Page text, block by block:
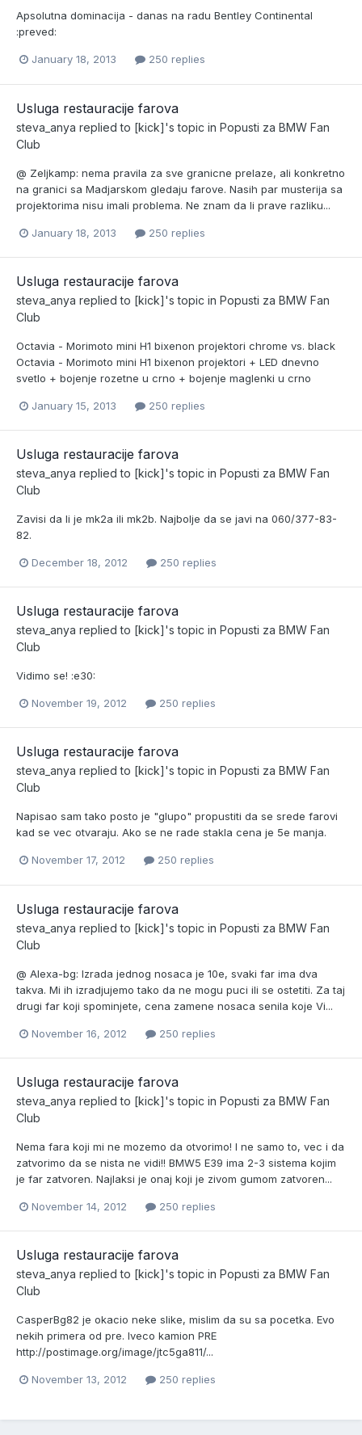
Apsolutna dominacija - danas na radu Bentley Continental
:preved:
January 18, 2013 250 replies
Usluga restauracije farova
steva_anya replied to [kick]'s topic in Popusti za BMW Fan
Club
@ Zeljkamp: nema pravila za sve granicne prelaze, ali konkretno
na granici sa Madjarskom gledaju farove. Nasih par musterija sa
projektorima nisu imali problema. Ne znam da li prave razliku...
January 18, 2013 250 replies
Usluga restauracije farova
steva_anya replied to [kick]'s topic in Popusti za BMW Fan
Club
Octavia - Morimoto mini H1 bixenon projektori chrome vs. black
Octavia - Morimoto mini H1 bixenon projektori + LED dnevno
svetlo + bojenje rozetne u crno + bojenje maglenki u crno
January 15, 2013 250 replies
Usluga restauracije farova
steva_anya replied to [kick]'s topic in Popusti za BMW Fan
Club
Zavisi da li je mk2a ili mk2b. Najbolje da se javi na 060/377-83-
82.
December 18, 2012 250 replies
Usluga restauracije farova
steva_anya replied to [kick]'s topic in Popusti za BMW Fan
Club
Vidimo se! :e30:
November 19, 2012 250 replies
Usluga restauracije farova
steva_anya replied to [kick]'s topic in Popusti za BMW Fan
Club
Napisao sam tako posto je "glupo" propustiti da se srede farovi
kad se vec otvaraju. Ako se ne rade stakla cena je 5e manja.
November 17, 2012 250 replies
Usluga restauracije farova
steva_anya replied to [kick]'s topic in Popusti za BMW Fan
Club
@ Alexa-bg: Izrada jednog nosaca je 10e, svaki far ima dva
takva. Mi ih izradjujemo tako da ne mogu puci ili se ostetiti. Za taj
drugi far koji spominjete, cena zamene nosaca senila koje Vi...
November 16, 2012 250 replies
Usluga restauracije farova
steva_anya replied to [kick]'s topic in Popusti za BMW Fan
Club
Nema fara koji mi ne mozemo da otvorimo! I ne samo to, vec i da
zatvorimo da se nista ne vidi!! BMW5 E39 ima 2-3 sistema kojim
je far zatvoren. Najlaksi je onaj koji je zivom gumom zatvoren...
November 14, 2012 250 replies
Usluga restauracije farova
steva_anya replied to [kick]'s topic in Popusti za BMW Fan
Club
CasperBg82 je okacio neke slike, mislim da su sa pocetka. Evo
nekih primera od pre. Iveco kamion PRE
http://postimage.org/image/jtc5ga811/...
November 13, 2012 250 replies